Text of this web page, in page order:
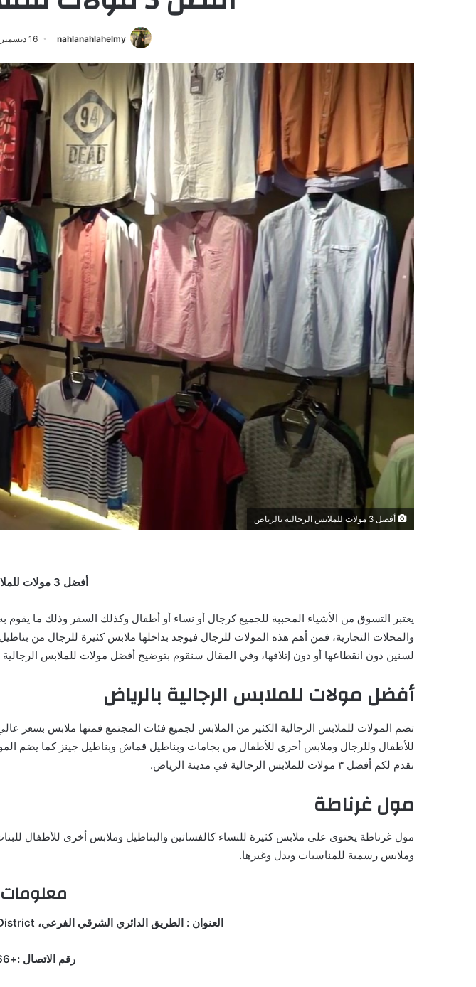
nahlanahlahelmy 16 ديسمبر، 2022
أفضل 3 مولات للملابس الرجالية بالرياض
أفضل 3 مولات للملابس الرجالية بالرياض
يعتبر التسوق من الأشياء المحببة للجميع كرجال أو نساء أو أطفال وكذلك السفر وذلك ما يقوم
والمحلات التجارية، فمن أهم هذه المولات للرجال فيوجد بداخلها ملابس كثيرة للرجال من
لسنين دون انقطاعها أو دون إتلافها، وفي المقال سنقوم بتوضيح أفضل مولات للملابس
أفضل مولات للملابس الرجالية بالرياض
تضم المولات للملابس الرجالية الكثير من الملابس لجميع فئات المجتمع فمنها ملابس بسعر
للأطفال وللرجال وملابس أخرى للأطفال من بجامات وبناطيل قماش وبناطيل جينز كما يضم
نقدم لكم أفضل ٣ مولات للملابس الرجالية في مدينة الرياض.
مول غرناطة
مول غرناطة يحتوى على ملابس كثيرة للنساء كالفساتين والبناطيل وملابس أخرى للأطفال
وملابس رسمية للمناسبات وبدل وغيرها.
العنوان : الطريق الدائري الشرقي الفرعي، Ash Shuhada District، الرياض المملكة العربية السعودية.
رقم الاتصال :+966 9200 35336